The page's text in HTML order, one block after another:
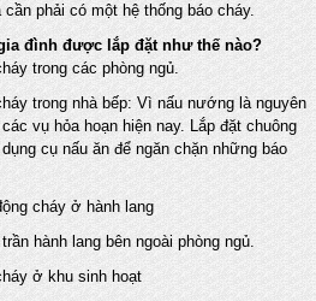
phải có một hệ thống báo cháy.
đình được lắp đặt như thế nào?
trong các phòng ngủ.
trong nhà bếp: Vì nấu nướng là nguyên
vụ hỏa hoạn hiện nay. Lắp đặt chuông
cụ nấu ăn để ngăn chặn những báo
cháy ở hành lang
hành lang bên ngoài phòng ngủ.
ở khu sinh hoạt